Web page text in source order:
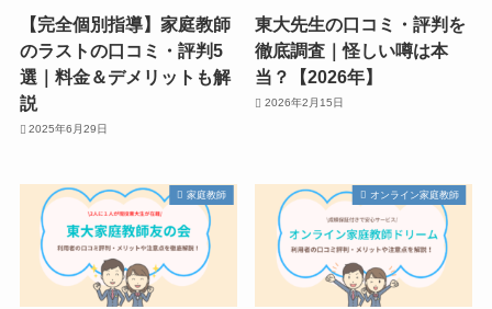
【完全個別指導】家庭教師
のラストの口コミ・評判5
選｜料金＆デメリットも解
説
2025年6月29日
東大先生の口コミ・評判を
徹底調査｜怪しい噂は本
当？【2026年】
2026年2月15日
家庭教師 オンライン家庭教師